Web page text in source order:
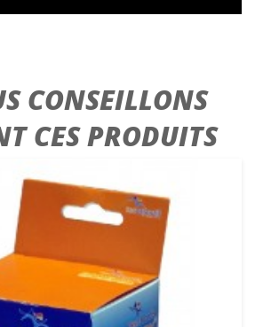
CONSEILLONS
CES PRODUITS